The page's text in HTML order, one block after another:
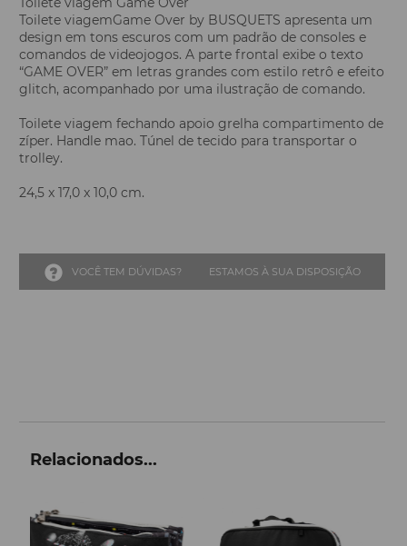
Toilete viagemGame Over by BUSQUETS apresenta um
design em tons escuros com um padrão de consoles e
comandos de videojogos. A parte frontal exibe o texto
“GAME OVER” em letras grandes com estilo retrô e efeito
glitch, acompanhado por uma ilustração de comando.
Toilete viagem fechando apoio grelha compartimento de
zíper. Handle mao. Túnel de tecido para transportar o
trolley.
24,5 x 17,0 x 10,0 cm.
VOCÊ TEM DÚVIDAS? ESTAMOS À SUA DISPOSIÇÃO
Relacionados...